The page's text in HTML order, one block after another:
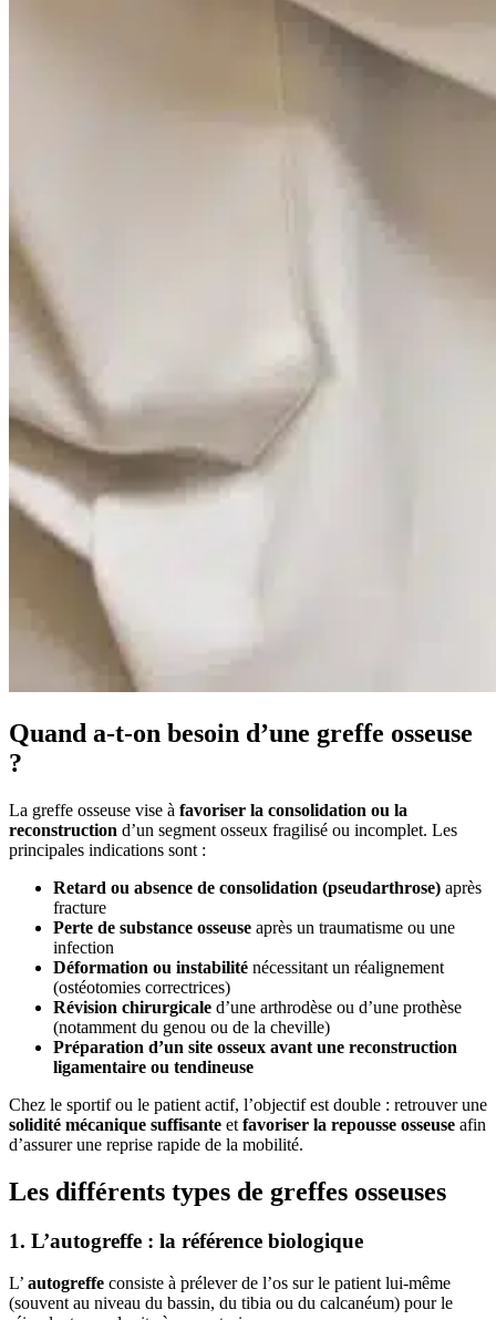
Quand a-t-on besoin d’une greffe osseuse
?
La greffe osseuse vise à favoriser la consolidation ou la
reconstruction d’un segment osseux fragilisé ou incomplet. Les
principales indications sont :
Retard ou absence de consolidation (pseudarthrose) après
fracture
Perte de substance osseuse après un traumatisme ou une
infection
Déformation ou instabilité nécessitant un réalignement
(ostéotomies correctrices)
Révision chirurgicale d’une arthrodèse ou d’une prothèse
(notamment du genou ou de la cheville)
Préparation d’un site osseux avant une reconstruction
ligamentaire ou tendineuse
Chez le sportif ou le patient actif, l’objectif est double : retrouver une
solidité mécanique suffisante et favoriser la repousse osseuse afin
d’assurer une reprise rapide de la mobilité.
Les différents types de greffes osseuses
1. L’autogreffe : la référence biologique
L’ autogreffe consiste à prélever de l’os sur le patient lui-même
(souvent au niveau du bassin, du tibia ou du calcanéum) pour le